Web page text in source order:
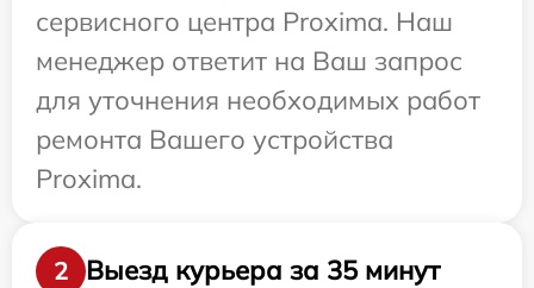
сервисного центра Proxima. Наш
менеджер ответит на Ваш запрос
для уточнения необходимых работ
ремонта Вашего устройства
Proxima.
2
Выезд курьера за 35 минут